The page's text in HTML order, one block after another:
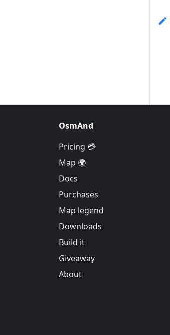
OsmAnd
Pricing 💳
Map 🌍
Docs
Purchases
Map legend
Downloads
Build it
Giveaway
About